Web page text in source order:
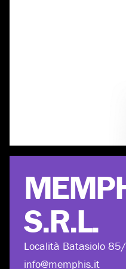
S.R.L.
Località Batasiolo
info@memphis.it